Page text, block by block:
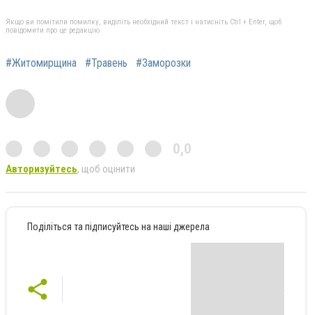
Якщо ви помітили помилку, виділіть необхідний текст і натисніть Ctrl + Enter, щоб
повідомити про це редакцію
#Житомирщина #Травень #Заморозки
0,0
Авторизуйтесь, щоб оцінити
Поділіться та підписуйтесь на наші джерела